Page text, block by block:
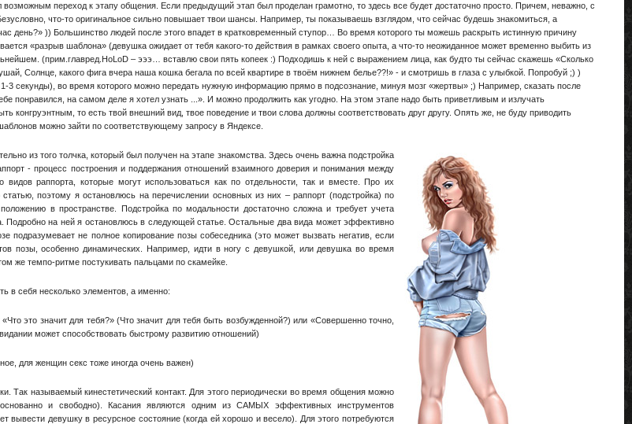
возможным переход к этапу общения. Если предыдущий этап был проделан грамотно, то здесь все будет достаточно просто. Причем, неважно, с
что-то оригинальное сильно повышает твои шансы. Например, ты показываешь взглядом, что сейчас будешь знакомиться, а
день?» )) Большинство людей после этого впадет в кратковременный ступор… Во время которого ты можешь раскрыть истинную причину
«разрыв шаблона» (девушка ожидает от тебя какого-то действия в рамках своего опыта, а что-то неожиданное может временно выбить из
(прим.главред.HoLoD – эээ… вставлю свои пять копеек :) Подходишь к ней с выражением лица, как будто ты сейчас скажешь «Сколько
Солнце, какого фига вчера наша кошка бегала по всей квартире в твоём нижнем белье??!» - и смотришь в глаза с улыбкой. Попробуй ;) )
3 секунды), во время которого можно передать нужную информацию прямо в подсознание, минуя мозг «жертвы» ;) Например, сказать после
понравился, на самом деле я хотел узнать ...». И можно продолжить как угодно. На этом этапе надо быть приветливым и излучать
конгруэнтным, то есть твой внешний вид, твое поведение и твои слова должны соответствовать друг другу. Опять же, не буду приводить
можно зайти по соответствующему запросу в Яндексе.
из того толчка, который был получен на этапе знакомства. Здесь очень важна подстройка
- процесс построения и поддержания отношений взаимного доверия и понимания между
раппорта, которые могут использоваться как по отдельности, так и вместе. Про их
поэтому я остановлюсь на перечислении основных из них – раппорт (подстройка) по
в пространстве. Подстройка по модальности достаточно сложна и требует учета
Подробно на ней я остановлюсь в следующей статье. Остальные два вида может эффективно
подразумевает не полное копирование позы собеседника (это может вызвать негатив, если
позы, особенно динамических. Например, идти в ногу с девушкой, или девушка во время
же темпо-ритме постукивать пальцами по скамейке.
в себя несколько элементов, а именно:
это значит для тебя?» (Что значит для тебя быть возбужденной?) или «Совершенно точно,
может способствовать быстрому развитию отношений)
для женщин секс тоже иногда очень важен)
Так называемый кинестетический контакт. Для этого периодически во время общения можно
и свободно). Касания являются одним из САМЫХ эффективных инструментов
вывести девушку в ресурсное состояние (когда ей хорошо и весело). Для этого потребуются